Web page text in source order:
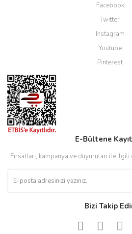
Facebook
Twitter
Instagram
Youtube
Pinterest
E-Bültene
Fırsatları, kampanya ve duyuruları ile
Bizi Takip